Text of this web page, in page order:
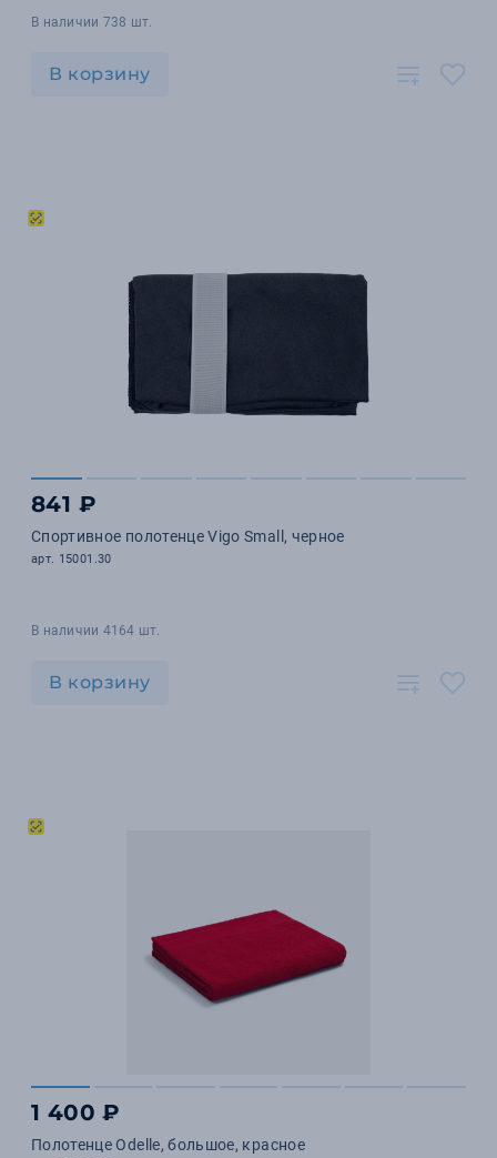
В наличии 738 шт.
В корзину
841 ₽
Спортивное полотенце Vigo Small, черное
арт. 15001.30
В наличии 4164 шт.
В корзину
1 400 ₽
Полотенце Odelle, большое, красное